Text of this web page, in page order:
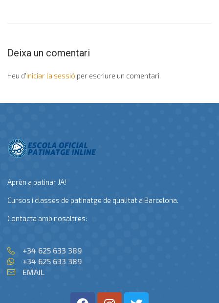
Deixa un comentari
Heu d'iniciar la sessió per escriure un comentari.
Aprèn a patinar JA!
Cursos i classes de patinatge de qualitat a Barcelona.
Contacta amb nosaltres:
+34 625 633 389
+34 625 633 389
EMAIL